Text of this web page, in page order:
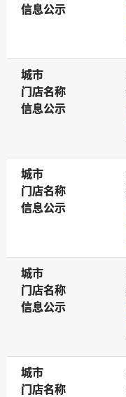
信息公示
信息公示
城市
城市
门店名称
门店名称
信息公示
信息公示
城市
城市
门店名称
门店名称
信息公示
信息公示
城市
城市
门店名称
门店名称
信息公示
信息公示
城市
城市
门店名称
门店名称